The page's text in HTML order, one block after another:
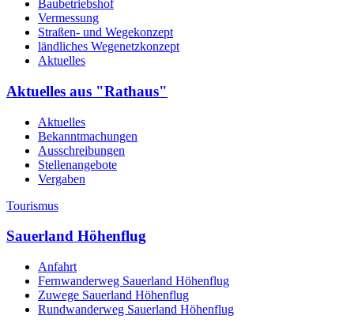
Baubetriebshof
Vermessung
Straßen- und Wegekonzept
ländliches Wegenetzkonzept
Aktuelles
Aktuelles aus "Rathaus"
Aktuelles
Bekanntmachungen
Ausschreibungen
Stellenangebote
Vergaben
Tourismus
Sauerland Höhenflug
Anfahrt
Fernwanderweg Sauerland Höhenflug
Zuwege Sauerland Höhenflug
Rundwanderweg Sauerland Höhenflug